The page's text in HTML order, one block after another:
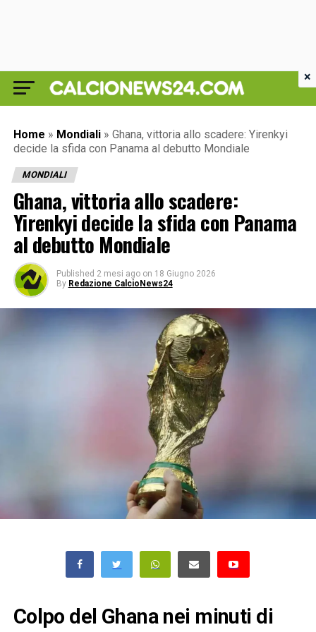
Home » Mondiali » Ghana, vittoria allo scadere: Yirenkyi
decide la sfida con Panama al debutto Mondiale
MONDIALI
Ghana, vittoria allo scadere:
Yirenkyi decide la sfida con Panama
al debutto Mondiale
Published 2 mesi ago on 18 Giugno 2026
By Redazione CalcioNews24
Colpo del Ghana nei minuti di
×